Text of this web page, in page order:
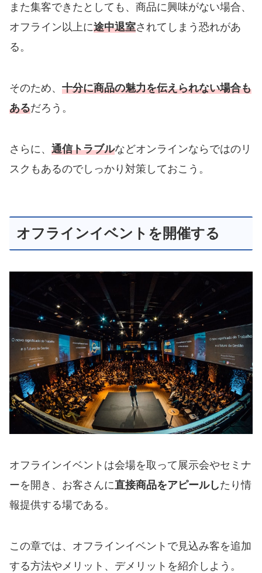
また集客できたとしても、商品に興味がない場合、
オフライン以上に途中退室されてしまう恐れがあ
る。
そのため、 十分に商品の魅力を伝えられない場合も
あるだろう。
さらに、 通信トラブルなどオンラインならではのリ
スクもあるのでしっかり対策しておこう。
オフラインイベントを開催する
オフラインイベントは会場を取って展示会やセミナ
ーを開き、お客さんに直接商品をアピールしたり情
報提供する場である。
この章では、オフラインイベントで見込み客を追加
する方法やメリット、デメリットを紹介しよう。